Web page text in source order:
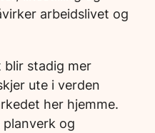
arbeidslivet og
blir stadig mer
ute i verden
her hjemme.
og